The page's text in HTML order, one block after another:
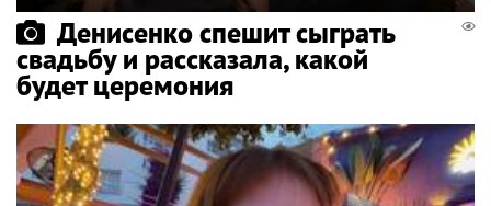
Денисенко спешит сыграть
свадьбу и рассказала, какой
будет церемония